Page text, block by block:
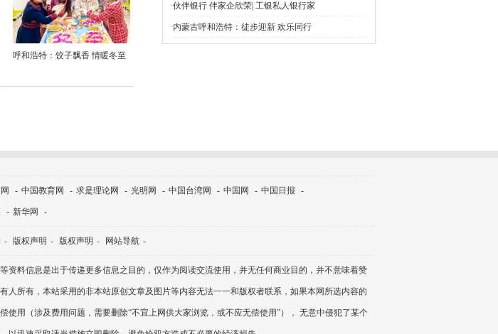
呼和浩特：饺子飘香 情暖冬至
·伙伴银行 伴家企欣荣| 工银私人银行家
·内蒙古呼和浩特：徒步迎新 欢乐同行
- 中国教育网 - 求是理论网 - 光明网 - 中国台湾网 - 中国网 - 中国日报 -
- 新华网 -
- 版权声明 - 版权声明 - 网站导航 -
资料信息是出于传递更多信息之目的，仅作为阅读交流使用，并无任何商业目的，并不意味着赞
人所有，本站采用的非本站原创文章及图片等内容无法一一和版权者联系，如果本网所选内容的
使用（涉及费用问题，需要删除“不宜上网供大家浏览，或不应无偿使用”）， 无意中侵犯了某个